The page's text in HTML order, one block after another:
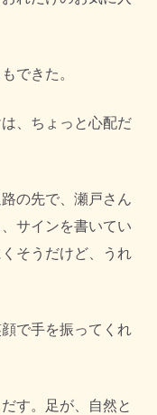
できた。
、ちょっと心配だ
の先で、瀬戸さん
サインを書いてい
そうだけど、うれ
で手を振ってくれ
す。足が、自然と